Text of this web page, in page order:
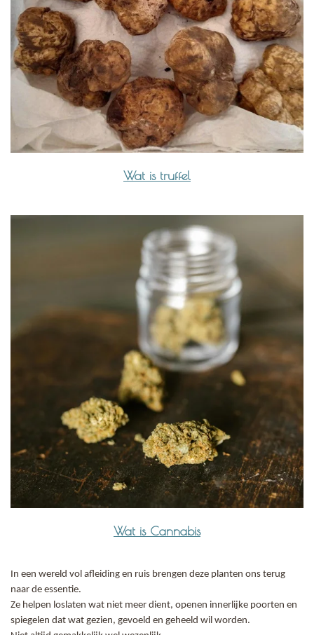
Wat is truffel
Wat is Cannabis
In een wereld vol afleiding en ruis brengen deze planten ons terug
naar de essentie.
Ze helpen loslaten wat niet meer dient, openen innerlijke poorten en
spiegelen dat wat gezien, gevoeld en geheeld wil worden.